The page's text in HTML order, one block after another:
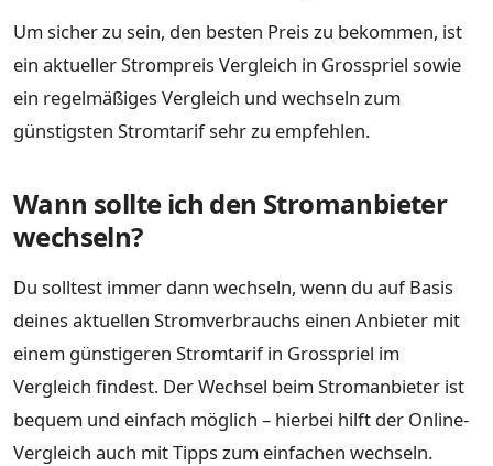
Um sicher zu sein, den besten Preis zu bekommen, ist
ein aktueller Strompreis Vergleich in Grosspriel sowie
ein regelmäßiges Vergleich und wechseln zum
günstigsten Stromtarif sehr zu empfehlen.
Wann sollte ich den Stromanbieter
wechseln?
Du solltest immer dann wechseln, wenn du auf Basis
deines aktuellen Stromverbrauchs einen Anbieter mit
einem günstigeren Stromtarif in Grosspriel im
Vergleich findest. Der Wechsel beim Stromanbieter ist
bequem und einfach möglich – hierbei hilft der Online-
Vergleich auch mit Tipps zum einfachen wechseln.